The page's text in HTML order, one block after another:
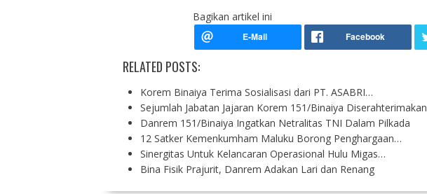
Bagikan artikel ini
RELATED POSTS:
Korem Binaiya Terima Sosialisasi dari PT. ASABRI…
Sejumlah Jabatan Jajaran Korem 151/Binaiya Diserahterimakan
Danrem 151/Binaiya Ingatkan Netralitas TNI Dalam Pilkada
12 Satker Kemenkumham Maluku Borong Penghargaan…
Sinergitas Untuk Kelancaran Operasional Hulu Migas…
Bina Fisik Prajurit, Danrem Adakan Lari dan Renang